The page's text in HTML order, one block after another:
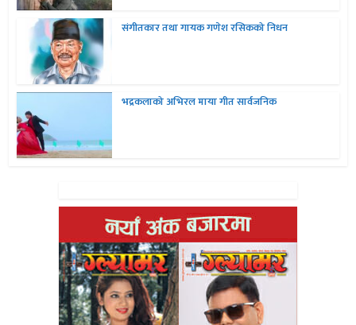
संगीतकार तथा गायक गणेश रसिकको निधन
भद्रकलाको अभिरल माया गीत सार्वजनिक